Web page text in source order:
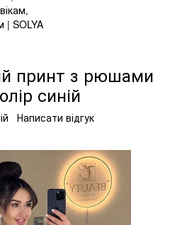
принт з рюшами
синій
Написати відгук